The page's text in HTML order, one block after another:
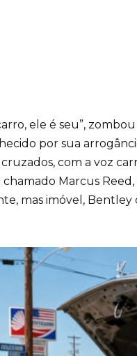
ele é seu”,
por sua
com a voz
Marcus
mas imóvel,